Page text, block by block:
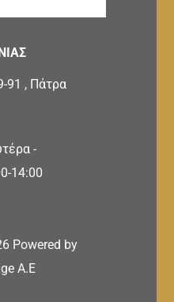
91 , Πάτρα
-
14:00
Powered by
A.E